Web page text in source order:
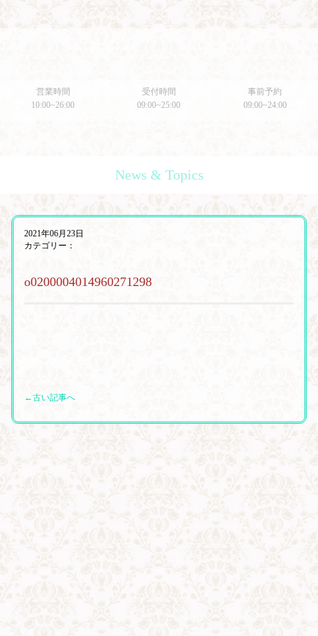
営業時間
10:00~26:00
受付時間
09:00~25:00
事前予約
09:00~24:00
News & Topics
2021年06月23日
カテゴリー：
o0200004014960271298
←古い記事へ